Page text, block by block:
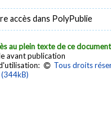
accès dans PolyPublie
au plein texte de ce document
avant publication
Tous droits